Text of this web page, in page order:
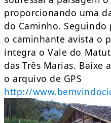
proporcionando uma
do Caminho.
o caminhante avista o
integra o Vale do
das Três Marias. Baixe
o arquivo de GPS
http://